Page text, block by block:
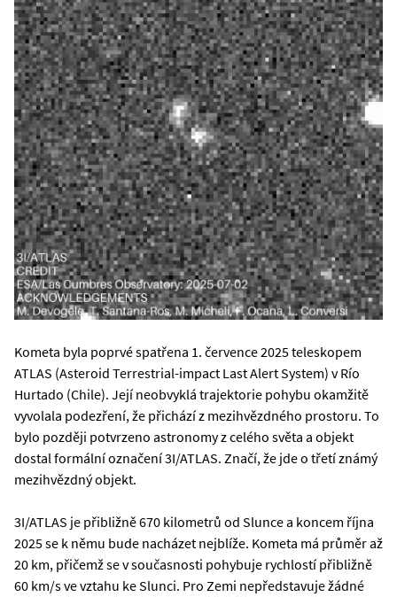
Kometa byla poprvé spatřena 1. července 2025 teleskopem
ATLAS (Asteroid Terrestrial-impact Last Alert System) v Río
Hurtado (Chile). Její neobvyklá trajektorie pohybu okamžitě
vyvolala podezření, že přichází z mezihvězdného prostoru. To
bylo později potvrzeno astronomy z celého světa a objekt
dostal formální označení 3I/ATLAS. Značí, že jde o třetí známý
mezihvězdný objekt.
3I/ATLAS je přibližně 670 kilometrů od Slunce a koncem října
2025 se k němu bude nacházet nejblíže. Kometa má průměr až
20 km, přičemž se v současnosti pohybuje rychlostí přibližně
60 km/s ve vztahu ke Slunci. Pro Zemi nepředstavuje žádné